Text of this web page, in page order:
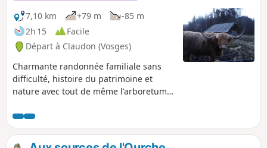
7,10 km
+79 m
-85 m
2h 15
Facile
Départ à Claudon (Vosges)
Charmante randonnée familiale sans
difficulté, histoire du patrimoine et
nature avec tout de même l'arboretum
séquoia de France ainsi qu'une chapelle
école